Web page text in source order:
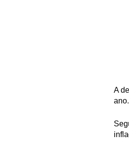
A
ano.